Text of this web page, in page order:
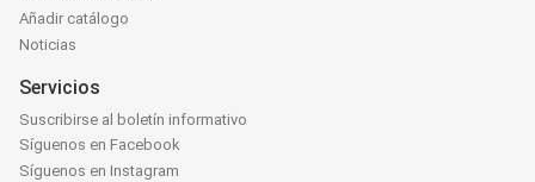
Añadir catálogo
Noticias
Servicios
Suscribirse al boletín informativo
Síguenos en Facebook
Síguenos en Instagram